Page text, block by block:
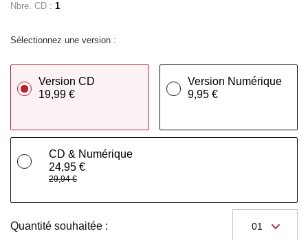
Nbre. CD : 1
Sélectionnez une version :
Version CD
19,99 €
Version Numérique
9,95 €
CD & Numérique
24,95 €
29,94 €
Quantité souhaitée :